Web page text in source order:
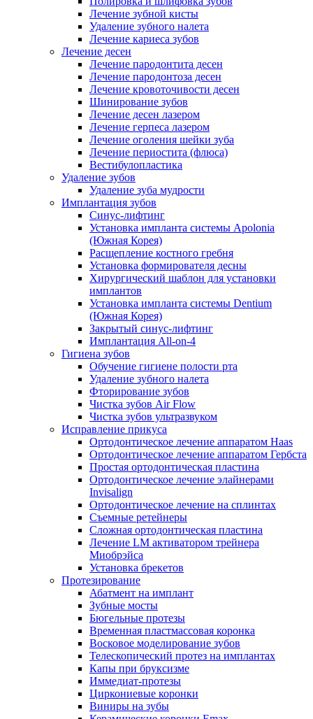
Лечение зубной кисты
Удаление зубного налета
Лечение кариеса зубов
Лечение десен
Лечение пародонтита десен
Лечение пародонтоза десен
Лечение кровоточивости десен
Шинирование зубов
Лечение десен лазером
Лечение герпеса лазером
Лечение оголения шейки зуба
Лечение периостита (флюса)
Вестибулопластика
Удаление зубов
Удаление зуба мудрости
Имплантация зубов
Синус-лифтинг
Установка импланта системы Apolonia
(Южная Корея)
Расщепление костного гребня
Установка формирователя десны
Хирургический шаблон для установки
имплантов
Установка импланта системы Dentium
(Южная Корея)
Закрытый синус-лифтинг
Имплантация All-on-4
Гигиена зубов
Обучение гигиене полости рта
Удаление зубного налета
Фторирование зубов
Чистка зубов Air Flow
Чистка зубов ультразвуком
Исправление прикуса
Ортодонтическое лечение аппаратом Haas
Ортодонтическое лечение аппаратом Гербста
Простая ортодонтическая пластина
Ортодонтическое лечение элайнерами
Invisalign
Ортодонтическое лечение на сплинтах
Съемные ретейнеры
Сложная ортодонтическая пластина
Лечение LM активатором трейнера
Миобрэйса
Установка брекетов
Протезирование
Абатмент на имплант
Зубные мосты
Бюгельные протезы
Временная пластмассовая коронка
Восковое моделирование зубов
Телескопический протез на имплантах
Капы при бруксизме
Иммедиат-протезы
Циркониевые коронки
Виниры на зубы